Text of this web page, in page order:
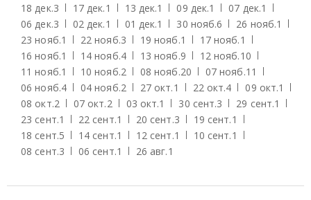
18 дек.3 17 дек.1 13 дек.1 09 дек.1 07 дек.1
06 дек.3 02 дек.1 01 дек.1 30 нояб.6 26 нояб.1
23 нояб.1 22 нояб.3 19 нояб.1 17 нояб.1
16 нояб.1 14 нояб.4 13 нояб.9 12 нояб.10
11 нояб.1 10 нояб.2 08 нояб.20 07 нояб.11
06 нояб.4 04 нояб.2 27 окт.1 22 окт.4 09 окт.1
08 окт.2 07 окт.2 03 окт.1 30 сент.3 29 сент.1
23 сент.1 22 сент.1 20 сент.3 19 сент.1
18 сент.5 14 сент.1 12 сент.1 10 сент.1
08 сент.3 06 сент.1 26 авг.1